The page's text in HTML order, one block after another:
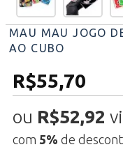
MAU MAU JOGO
AO CUBO
R$55,70
ou R$52,92
com 5% de